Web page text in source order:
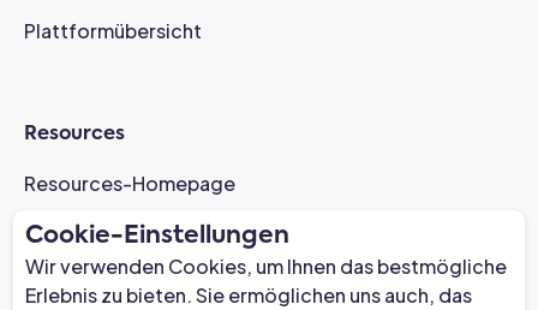
Plattformübersicht
Resources
Resources-Homepage
Fallstudien
AI-Readiness Webinar
News
Cookie-Einstellungen
Wir verwenden Cookies, um Ihnen das bestmögliche
Erlebnis zu bieten. Sie ermöglichen uns auch, das